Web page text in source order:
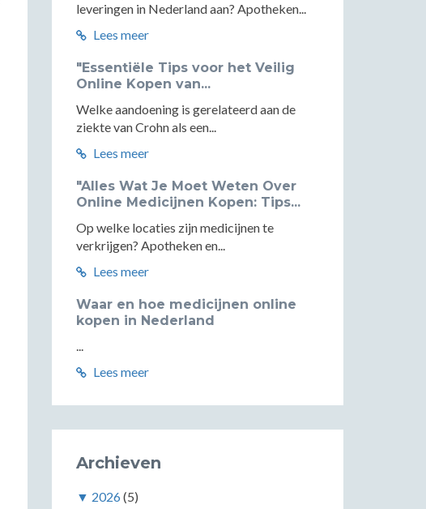
leveringen in Nederland aan? Apotheken...
Lees meer
"Essentiële Tips voor het Veilig
Online Kopen van...
Welke aandoening is gerelateerd aan de
ziekte van Crohn als een...
Lees meer
"Alles Wat Je Moet Weten Over
Online Medicijnen Kopen: Tips...
Op welke locaties zijn medicijnen te
verkrijgen? Apotheken en...
Lees meer
Waar en hoe medicijnen online
kopen in Nederland
...
Lees meer
Archieven
▼ 2026(5)